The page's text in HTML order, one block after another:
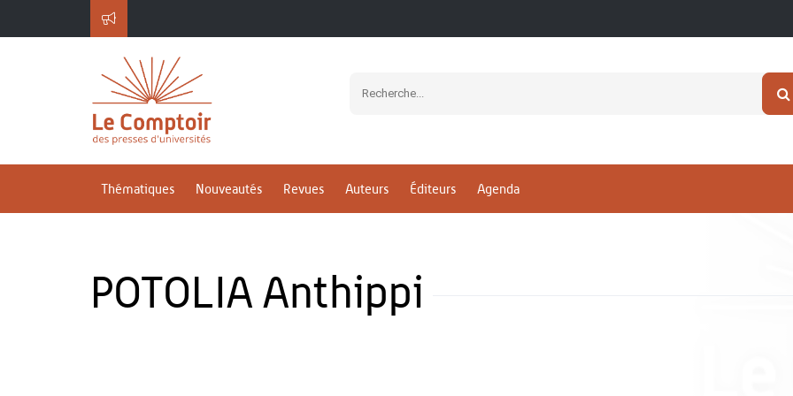
Thématiques Nouveautés Revues Auteurs Éditeurs Agenda
POTOLIA Anthippi